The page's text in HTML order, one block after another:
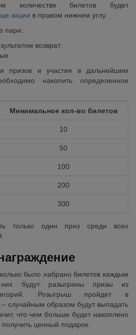
количестве билетов будет
акции в правом нижнем углу.
пари:
возврат;
призов и участия в дальнейшем
накопить определенное
Минимальное кол-во билетов
10
50
100
200
300
только один приз среди всех
было набрано билетов каждым
будут разыграны призы из
Розыгрыш пройдет в
случайным образом будут выпадать
что чем больше будет накоплено
ценный подарок.